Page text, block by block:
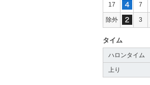
17 7
除外 3
タイム
ハロンタイム
上り